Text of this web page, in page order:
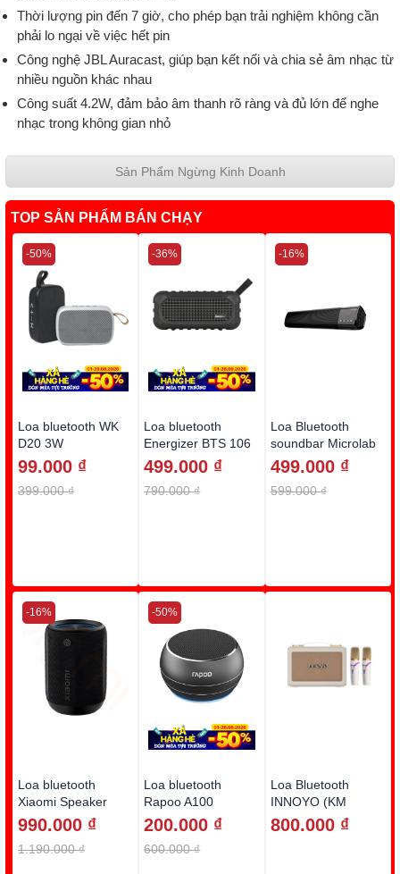
Thời lượng pin đến 7 giờ, cho phép bạn trải nghiệm không cần
phải lo ngại về việc hết pin
Công nghệ JBL Auracast, giúp bạn kết nối và chia sẻ âm nhạc từ
nhiều nguồn khác nhau
Công suất 4.2W, đảm bảo âm thanh rõ ràng và đủ lớn để nghe
nhạc trong không gian nhỏ
Sản Phẩm Ngừng Kinh Doanh
TOP SẢN PHẨM BÁN CHẠY
Loa bluetooth WK
D20 3W
99.000 ₫
399.000 ₫
-50%
Loa bluetooth
Energizer BTS 106
10w (Kiêm pin dự
phòng)
499.000 ₫
790.000 ₫
-36%
Loa Bluetooth
soundbar Microlab
MS212
499.000 ₫
599.000 ₫
-16%
Loa bluetooth
Xiaomi Speaker
Mini QBH4274GL
990.000 ₫
1.190.000 ₫
-16%
Loa bluetooth
Rapoo A100
200.000 ₫
600.000 ₫
-50%
Loa Bluetooth
INNOYO (KM
Reno15 Series)
800.000 ₫